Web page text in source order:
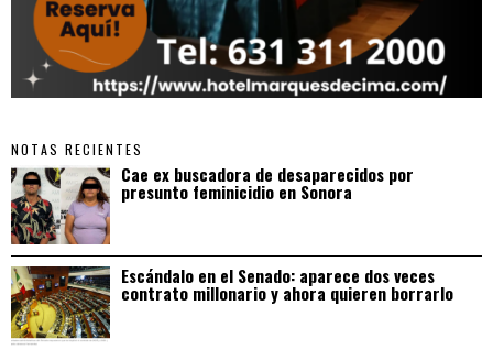
NOTAS RECIENTES
Cae ex buscadora de desaparecidos por
presunto feminicidio en Sonora
Escándalo en el Senado: aparece dos veces
contrato millonario y ahora quieren borrarlo